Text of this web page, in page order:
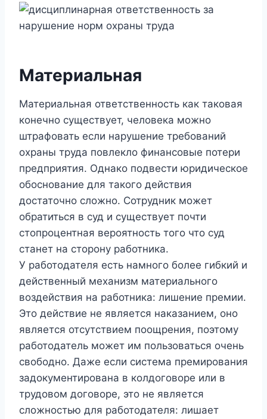
Материальная
Материальная ответственность как таковая
конечно существует, человека можно
штрафовать если нарушение требований
охраны труда повлекло финансовые потери
предприятия. Однако подвести юридическое
обоснование для такого действия
достаточно сложно. Сотрудник может
обратиться в суд и существует почти
стопроцентная вероятность того что суд
станет на сторону работника.
У работодателя есть намного более гибкий и
действенный механизм материального
воздействия на работника: лишение премии.
Это действие не является наказанием, оно
является отсутствием поощрения, поэтому
работодатель может им пользоваться очень
свободно. Даже если система премирования
задокументирована в колдоговоре или в
трудовом договоре, это не является
сложностью для работодателя: лишает